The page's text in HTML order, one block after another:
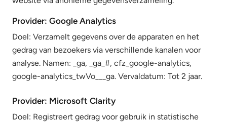
Provider: Google Analytics
Doel: Verzamelt gegevens over de apparaten en het
gedrag van bezoekers via verschillende kanalen voor
analyse. Namen: _ga, _ga_#, cfz_google-analytics,
google-analytics_twVo___ga. Vervaldatum: Tot 2 jaar.
Provider: Microsoft Clarity
Doel: Registreert gedrag voor gebruik in statistische